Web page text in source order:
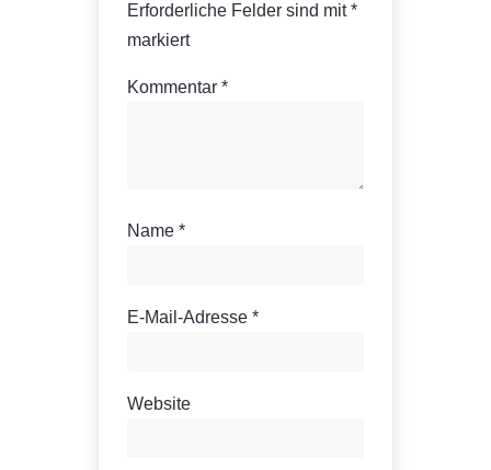
Erforderliche Felder sind mit*
markiert
Kommentar*
Name*
E-Mail-Adresse*
Website